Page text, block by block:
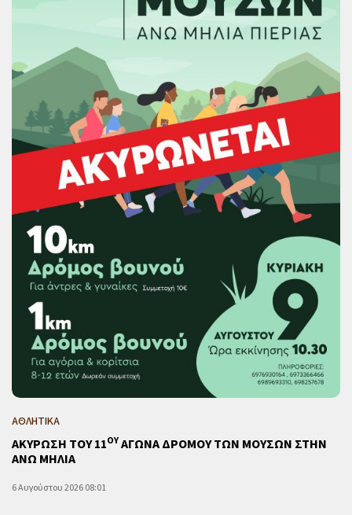
ΑΘΛΗΤΙΚΑ
ΑΚΥΡΩΣΗ ΤΟΥ 11ΟΥΑΓΩΝΑ ΔΡΟΜΟΥ ΤΩΝ ΜΟΥΣΩΝ ΣΤΗΝ
ΑΝΩ ΜΗΛΙΑ
6 Αυγούστου 2026 08:01